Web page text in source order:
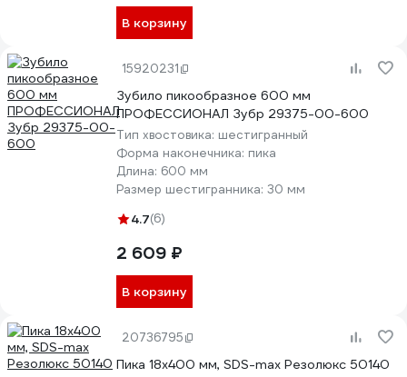
В корзину
15920231
Зубило пикообразное 600 мм
ПРОФЕССИОНАЛ Зубр 29375-00-600
Тип хвостовика: шестигранный
Форма наконечника: пика
Длина: 600 мм
Размер шестигранника: 30 мм
4.7(6)
2 609 ₽
В корзину
20736795
Пика 18x400 мм, SDS-max Резолюкс 50140